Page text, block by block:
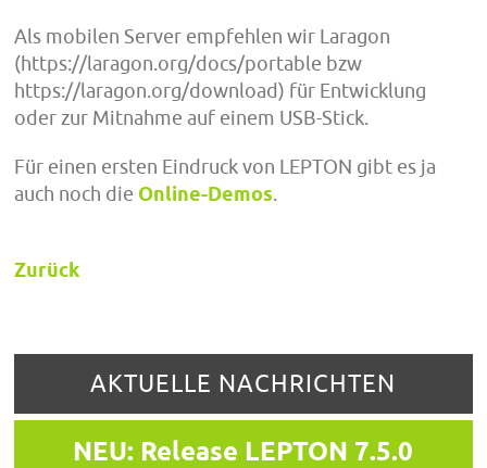
Als mobilen Server empfehlen wir Laragon
(https://laragon.org/docs/portable bzw
https://laragon.org/download) für Entwicklung
oder zur Mitnahme auf einem USB-Stick.
Für einen ersten Eindruck von LEPTON gibt es ja
auch noch die Online-Demos.
Zurück
AKTUELLE NACHRICHTEN
NEU: Release LEPTON 7.5.0